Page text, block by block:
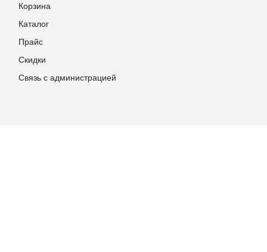
Корзина
Каталог
Прайс
Скидки
Связь с администрацией